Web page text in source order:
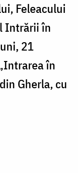
Feleacului
Intrării în
21
în
Gherla, cu